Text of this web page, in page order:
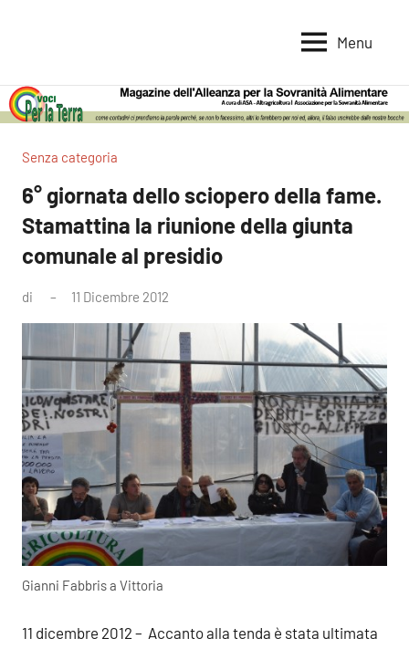
per
la
Terra
per
la
Alimentare
Menu
Senza categoria
6° giornata dello sciopero della fame.
Stamattina la riunione della giunta
comunale al presidio
di 11 Dicembre 2012
commento
Gianni Fabbris a Vittoria
11 dicembre 2012 – Accanto alla tenda è stata ultimata